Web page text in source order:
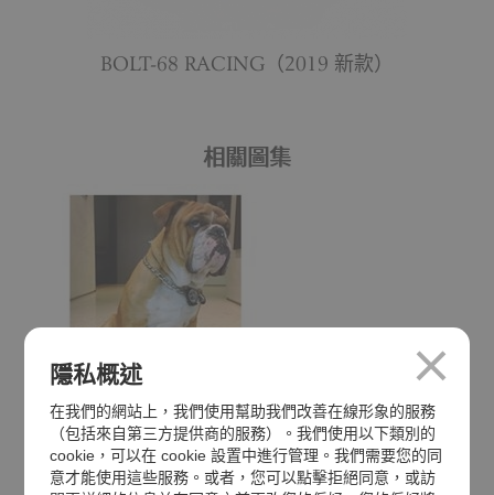
BOLT-68 RACING（2019 新款）
相關圖集
隱私概述
在我們的網站上，我們使用幫助我們改善在線形象的服務
（包括來自第三方提供商的服務）。我們使用以下類別的
cookie，可以在 cookie 設置中進行管理。我們需要您的同
意才能使用這些服務。或者，您可以點擊拒絕同意，或訪